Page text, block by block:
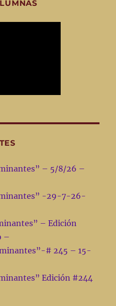
– 5/8/26 –
-29-7-26-
– Edición
–
# 245 – 15-
Edición #244